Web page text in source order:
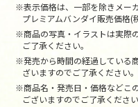
※表示価格は、一部を除きメー
プレミアムバンダイ販売価格(
※商品の写真・イラストは実際
ご了承ください。
※発売から時間の経過している
ざいますのでご了承ください。
※商品名・発売日・価格などこ
ございますのでご了承ください